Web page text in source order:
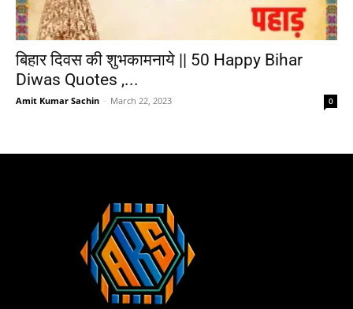
बिहार दिवस की शुभकामनाये || 50 Happy Bihar
Diwas Quotes ,...
Amit Kumar Sachin - March 22, 2023 0